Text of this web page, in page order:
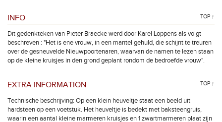
INFO TOP ↑
Dit gedenkteken van Pieter Braecke werd door Karel Loppens als volgt
beschreven : "Het is ene vrouw, in een mantel gehuld, die schijnt te treuren
over de gesneuvelde Nieuwpoortenaren, waarvan de namen te lezen staan
op de kleine kruisjes in den grond geplant rondom de bedroefde vrouw".
EXTRA INFORMATION TOP ↑
Technische beschrijving: Op een klein heuveltje staat een beeld uit
hardsteen op een voetstuk. Het heuveltje is bedekt met baksteengruis,
waarin een aantal kleine marmeren kruisjes en 1 zwartmarmeren plaat zijn